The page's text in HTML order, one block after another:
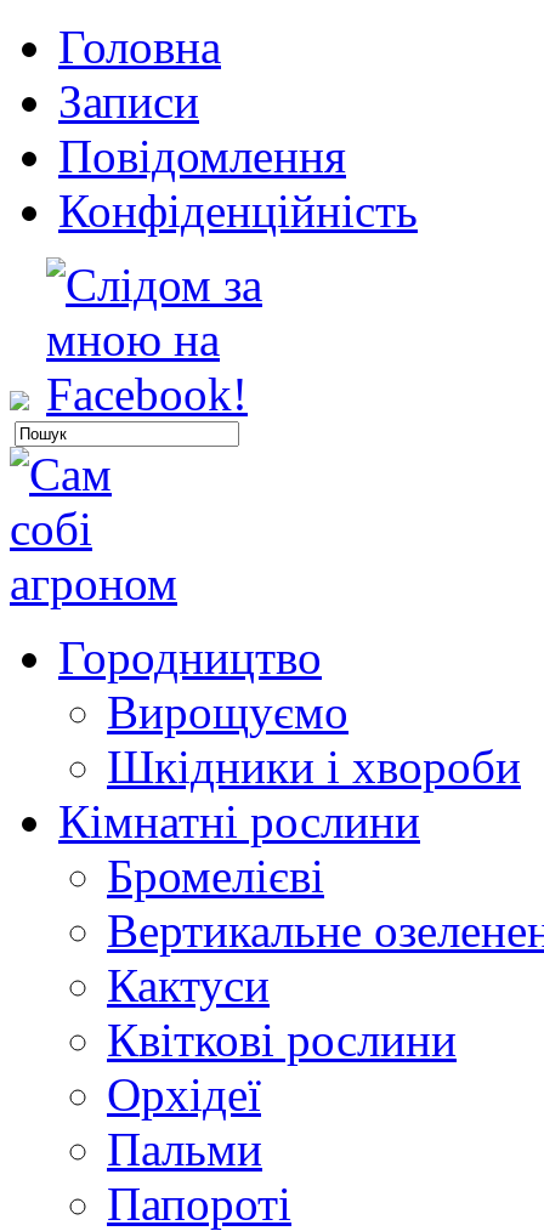
Головна
Записи
Повідомлення
Конфіденційність
Городництво
Вирощуємо
Шкідники і хвороби
Кімнатні рослини
Бромелієві
Вертикальне
Кактуси
Квіткові рослини
Орхідеї
Пальми
Папороті